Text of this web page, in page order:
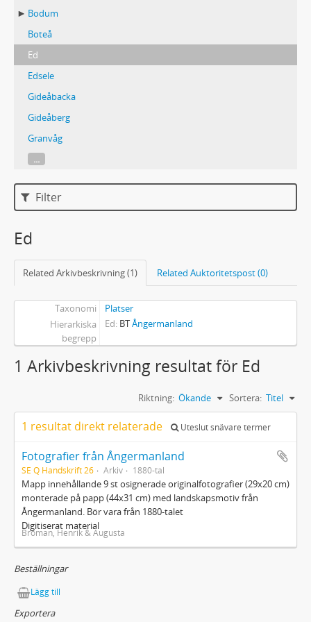
Bodum
Boteå
Ed
Edsele
Gideåbacka
Gideåberg
Granvåg
...
Filter
Ed
Related Arkivbeskrivning (1) Related Auktoritetspost (0)
Taxonomi
Platser
Hierarkiska
begrepp
Ed BTÅngermanland
1 Arkivbeskrivning resultat för Ed
Sortera: Titel
Riktning: Ökande
1 resultat direkt relaterade Uteslut snävare termer
Fotografier från Ångermanland
SE Q Handskrift 26 Arkiv 1880-tal
Mapp innehållande 9 st osignerade originalfotografier (29x20 cm)
monterade på papp (44x31 cm) med landskapsmotiv från
Ångermanland. Bör vara från 1880-talet
Digitiserat material
Broman, Henrik & Augusta
Beställningar
Lägg till
Exportera